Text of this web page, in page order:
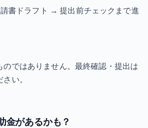
書ドラフト → 提出前チェックまで進
ではありません。最終確認・提出は
い。
金があるかも？